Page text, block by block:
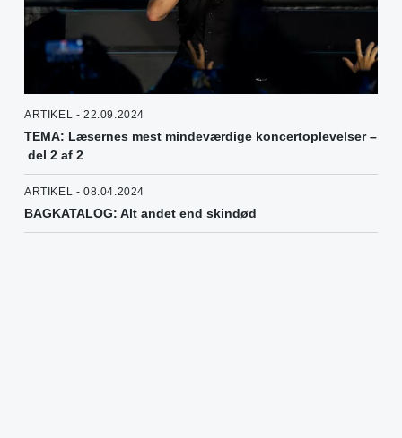
ARTIKEL - 22.09.2024
TEMA: Læsernes mest mindeværdige koncertoplevelser –
del 2 af 2
ARTIKEL - 08.04.2024
BAGKATALOG: Alt andet end skindød